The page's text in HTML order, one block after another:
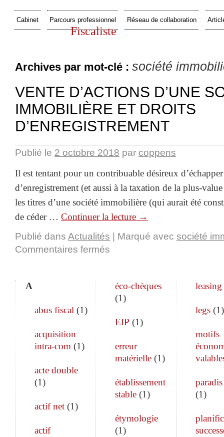
Fiscaliste
Cabinet Parcours professionnel Réseau de collaboration
Archives par mot-clé : société
VENTE D’ACTIONS D’UNE
IMMOBILIÈRE ET DROITS
D’ENREGISTREMENT
Publié le 2 octobre 2018 par coppens
Il est tentant pour un contribuable désireux
d’enregistrement (et aussi à la taxation de la plus-
les titres d’une société immobilière (qui aurait été
de céder … Continuer la lecture →
Publié dans Actualités Marqué avec société
Commentaires fermés
A
abus fiscal (1)
acquisition
intra-com (1)
acte double
(1)
actif net (1)
actif
éco-chèques
(1)
EIP (1)
erreur
matérielle(1)
établissement
stable(1)
étymologie
(1)
leasing
legs(1)
motifs
(1)